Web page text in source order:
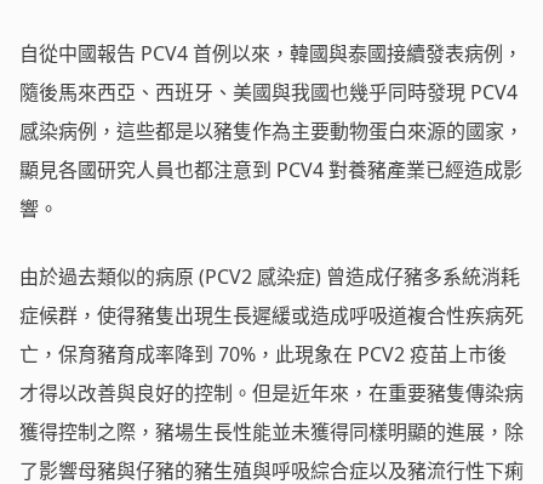
自從中國報告 PCV4 首例以來，韓國與泰國接續發表病例，
隨後馬來西亞、西班牙、美國與我國也幾乎同時發現 PCV4
感染病例，這些都是以豬隻作為主要動物蛋白來源的國家，
顯見各國研究人員也都注意到 PCV4 對養豬產業已經造成影
響。
由於過去類似的病原 (PCV2 感染症) 曾造成仔豬多系統消耗
症候群，使得豬隻出現生長遲緩或造成呼吸道複合性疾病死
亡，保育豬育成率降到 70%，此現象在 PCV2 疫苗上市後
才得以改善與良好的控制。但是近年來，在重要豬隻傳染病
獲得控制之際，豬場生長性能並未獲得同樣明顯的進展，除
了影響母豬與仔豬的豬生殖與呼吸綜合症以及豬流行性下痢